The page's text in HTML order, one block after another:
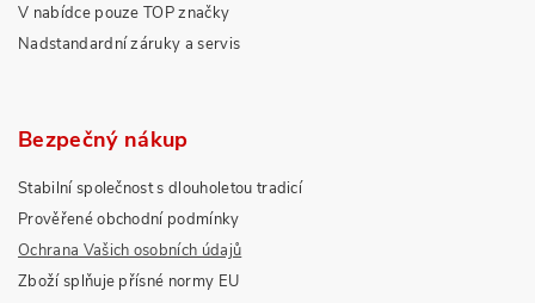
V nabídce pouze TOP značky
Nadstandardní záruky a servis
Bezpečný nákup
Stabilní společnost s dlouholetou tradicí
Prověřené obchodní podmínky
Ochrana Vašich osobních údajů
Zboží splňuje přísné normy EU